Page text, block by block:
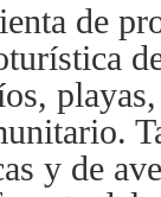
de
y de